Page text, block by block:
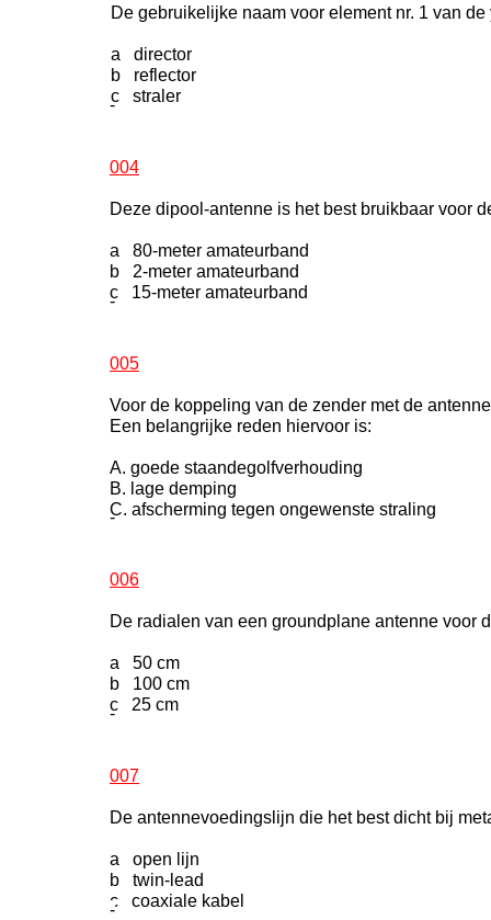
De gebruikelijke naam voor element nr. 1 van
a director
b reflector
c straler
-
004
Deze dipool-antenne is het best bruikbaar voor
a 80-meter amateurband
b 2-meter amateurband
c 15-meter amateurband
-
005
Voor de koppeling van de zender met de
Een belangrijke reden hiervoor is:
A. goede staandegolfverhouding
B. lage demping
C. afscherming tegen ongewenste straling
-
006
De radialen van een groundplane antenne voor
a 50 cm
b 100 cm
c 25 cm
-
007
De antennevoedingslijn die het best dicht bij
a open lijn
b twin-lead
c coaxiale kabel
-